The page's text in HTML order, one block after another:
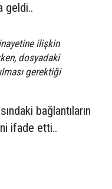
geldi..
ilişkin
dosyadaki
gerektiği
bağlantıların
ifade etti..